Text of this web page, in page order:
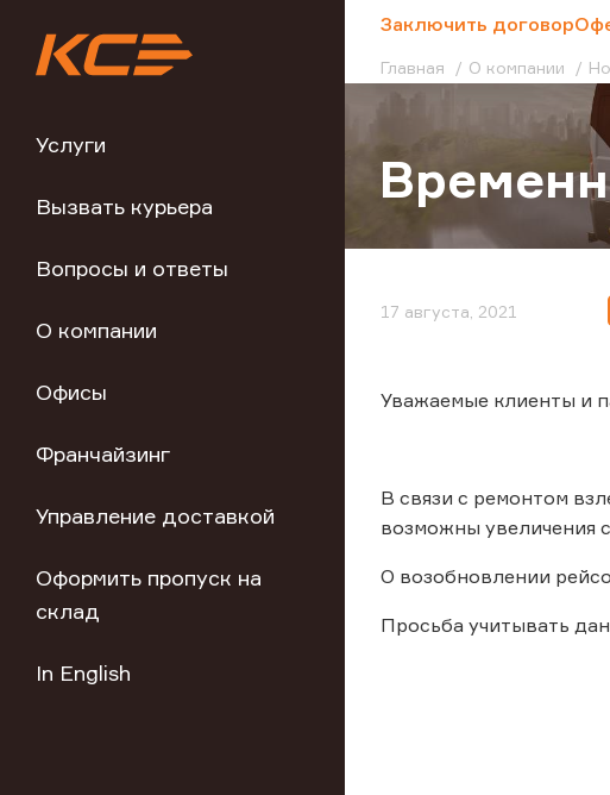
Услуги
Вызвать курьера
Вопросы и ответы
О компании
Офисы
Франчайзинг
Управление доставкой
Оформить пропуск на
склад
In English
Заключить договор
Главная О компании
17 августа, 2021
Уважаемые клиенты и
В связи с ремонтом
возможны увеличения
О возобновлении
Просьба учитывать